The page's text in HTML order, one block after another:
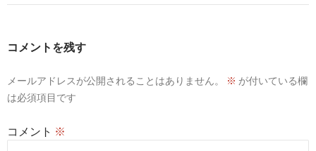
ゲ
ョ
コメントを残す
メールアドレスが公開されることはありません。 ※ が付いている欄
は必須項目です
コメント ※